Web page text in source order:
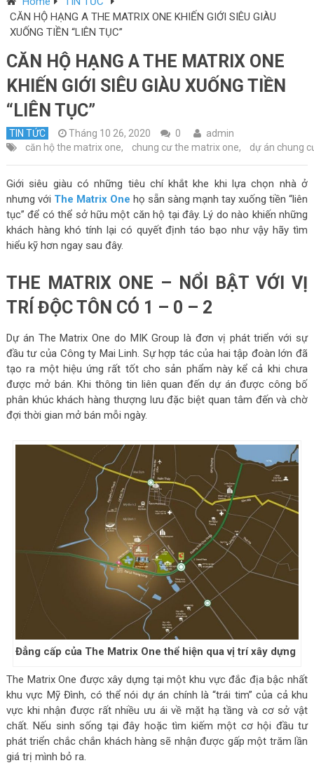
CĂN HỘ HẠNG A THE MATRIX ONE KHIẾN GIỚI SIÊU GIÀU
XUỐNG TIỀN “LIÊN TỤC”
CĂN HỘ HẠNG A THE MATRIX ONE
KHIẾN GIỚI SIÊU GIÀU XUỐNG TIỀN
“LIÊN TỤC”
TIN TỨC Tháng 10 26, 2020 0
admin
căn hộ the matrix one, chung cư the matrix one, dự án chung
Giới siêu giàu có những tiêu chí khắt khe khi lựa chọn nhà ở
nhưng với The Matrix One họ sẵn sàng mạnh tay xuống tiền “liên
tục” để có thể sở hữu một căn hộ tại đây. Lý do nào khiến những
khách hàng khó tính lại có quyết định táo bạo như vậy hãy tìm
hiểu kỹ hơn ngay sau đây.
THE MATRIX ONE – NỔI BẬT VỚI VỊ
TRÍ ĐỘC TÔN CÓ 1 – 0 – 2
Dự án The Matrix One do MIK Group là đơn vị phát triển với sự
đầu tư của Công ty Mai Linh. Sự hợp tác của hai tập đoàn lớn đã
tạo ra một hiệu ứng rất tốt cho sản phẩm này kể cả khi chưa
được mở bán. Khi thông tin liên quan đến dự án được công bố
phân khúc khách hàng thượng lưu đặc biệt quan tâm đến và chờ
đợi thời gian mở bán mỗi ngày.
Đẳng cấp của The Matrix One thể hiện qua vị trí xây dựng
The Matrix One được xây dựng tại một khu vực đắc địa bậc nhất
khu vực Mỹ Đình, có thể nói dự án chính là “trái tim” của cả khu
vực khi nhận được rất nhiều ưu ái về mặt hạ tầng và cơ sở vật
chất. Nếu sinh sống tại đây hoặc tìm kiếm một cơ hội đầu tư
phát triển chắc chắn khách hàng sẽ nhận được gấp một trăm lần
giá trị mình bỏ ra.